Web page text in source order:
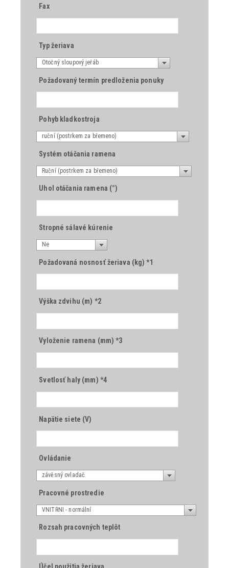
Fax
Typ žeriava
Otočný sloupový jeřáb
Požadovaný termín predloženia ponuky
Pohyb kladkostroja
ruční (postrkem za břemeno)
Systém otáčania ramena
Ruční (postrkem za břemeno)
Uhol otáčania ramena (°)
Stropné sálavé kúrenie
Ne
Požadovaná nosnosť žeriava (kg) *1
Výška zdvihu (m) *2
Vyloženie ramena (mm) *3
Svetlosť haly (mm) *4
Napätie siete (V)
Ovládanie
závěsný ovladač
Pracovné prostredie
VNITŘNÍ - normální
Rozsah pracovných teplôt